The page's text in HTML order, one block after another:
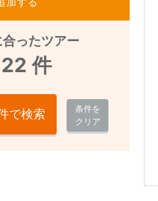
ったツアー
件
で検索
条件を
クリア